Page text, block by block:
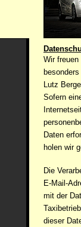
Wir
Lutz
Sofern
Daten
holen wir
Die
E-Mail-
mit der
dieser